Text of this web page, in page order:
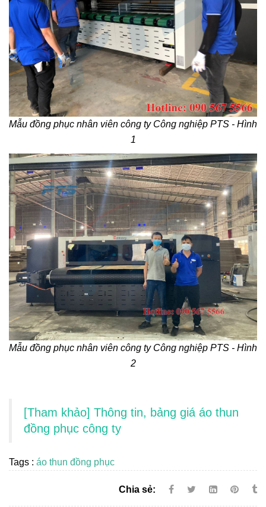
Mẫu đồng phục nhân viên công ty Công nghiệp PTS - Hình
1
Mẫu đồng phục nhân viên công ty Công nghiệp PTS - Hình
2
[Tham khảo] Thông tin, bảng giá áo thun
đồng phục công ty
Tags : áo thun đồng phục
Chia sẻ: